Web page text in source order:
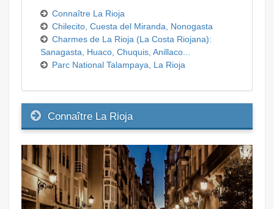
Connaître La Rioja
Chilecito, Cuesta del Miranda, Nonogasta
Charmes de La Rioja (La Costa Riojana):
Sanagasta, Huaco, Chuquis, Anillaco...
Parc National Talampaya, La Rioja
Connaître La Rioja